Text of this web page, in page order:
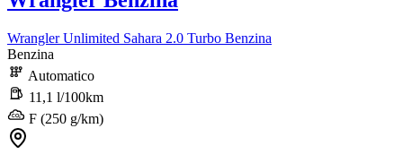
Wrangler Unlimited Sahara 2.0 Turbo Benzina
Benzina
Automatico
11,1 l/100km
F (250 g/km)